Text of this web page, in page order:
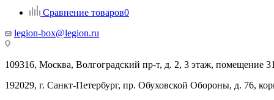
Сравнение товаров0
legion-box@legion.ru
109316, Москва, Волгоградский пр-т, д. 2, 3 этаж, помещение
192029, г. Санкт-Петербург, пр. Обуховской Обороны, д. 76,